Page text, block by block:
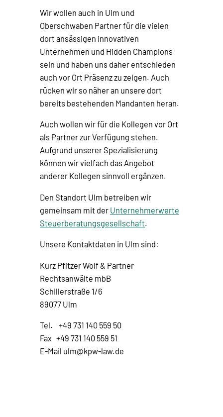
Wir wollen auch in Ulm und
Oberschwaben Partner für die vielen
dort ansässigen innovativen
Unternehmen und Hidden Champions
sein und haben uns daher entschieden
auch vor Ort Präsenz zu zeigen. Auch
rücken wir so näher an unsere dort
bereits bestehenden Mandanten heran.
Auch wollen wir für die Kollegen vor Ort
als Partner zur Verfügung stehen.
Aufgrund unserer Spezialisierung
können wir vielfach das Angebot
anderer Kollegen sinnvoll ergänzen.
Den Standort Ulm betreiben wir
gemeinsam mit der Unternehmerwerte
Steuerberatungsgesellschaft.
Unsere Kontaktdaten in Ulm sind:
Kurz Pfitzer Wolf & Partner
Rechtsanwälte mbB
Schillerstraße 1/6
89077 Ulm
Tel. +49 731 140 559 50
Fax +49 731 140 559 51
E-Mail ulm@kpw-law.de